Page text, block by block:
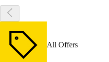
All Offers